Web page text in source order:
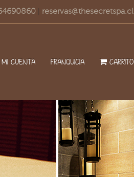
reservas@thesecretspa.cl
MI CUENTA FRANQUICIA CARRITO